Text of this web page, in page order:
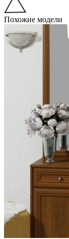
Похожие модели